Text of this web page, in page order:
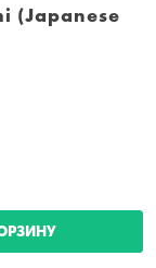
(Japanese